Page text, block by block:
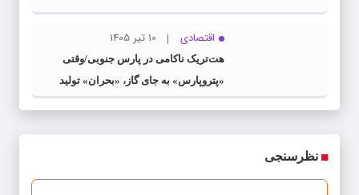
اقتصادی 10 تیر 1405
هت‌تریک ناکامی در پارس جنوبی/وقتی
«پتروپارس» به جای گاز، «بحران» تولید
می‌کند
نظرسنجی